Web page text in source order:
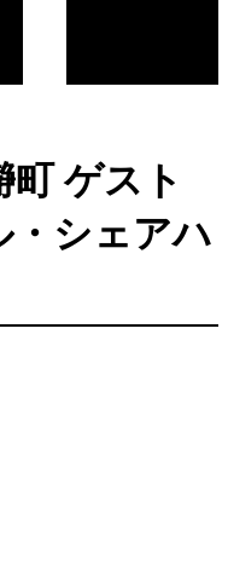
町 ゲスト
・シェアハ